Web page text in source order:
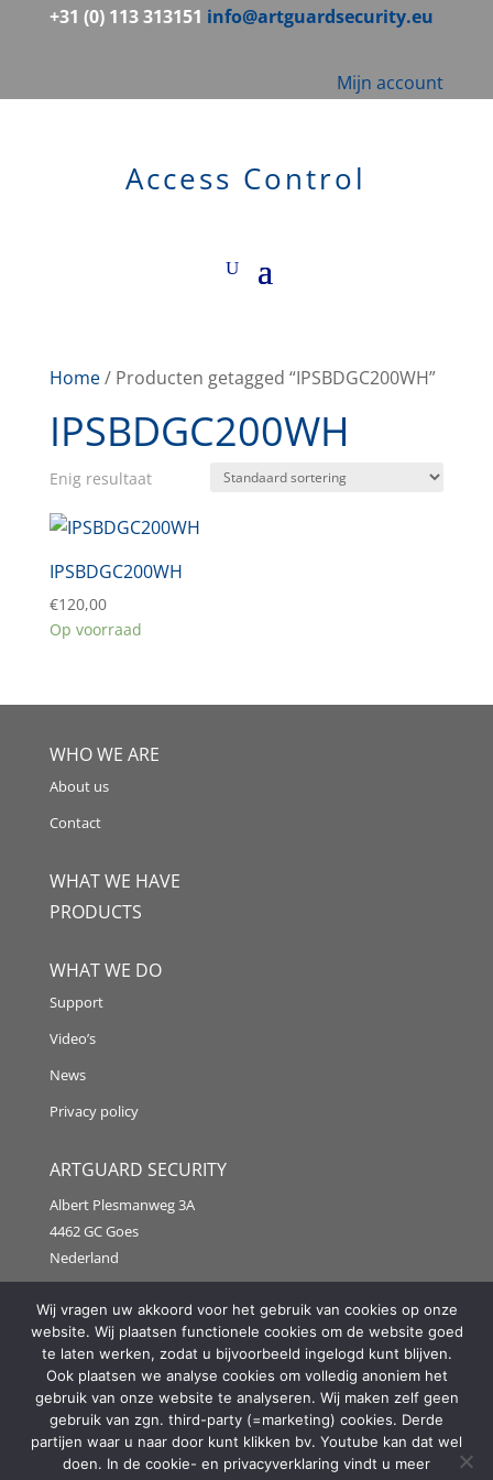
+31 (0) 113 313151 info@artguardsecurity.eu
Mijn account
Access Control
Home/ Producten getagged “IPSBDGC200WH”
IPSBDGC200WH
Enig resultaat
IPSBDGC200WH
€120,00
Op voorraad
WHO WE ARE
About us
Contact
WHAT WE HAVE
PRODUCTS
WHAT WE DO
Support
Video’s
News
Privacy policy
ARTGUARD SECURITY
Albert Plesmanweg 3A
4462 GC Goes
Nederland
Tel: +31 (0) 113 313151
E-mail:info@artguardsecurity.eu
Copyright @2021 Artguard Security | Made in cooperation
with2FIT
Wij vragen uw akkoord voor het gebruik van cookies op onze
website. Wij plaatsen functionele cookies om de website goed
te laten werken, zodat u bijvoorbeeld ingelogd kunt blijven.
Ook plaatsen we analyse cookies om volledig anoniem het
gebruik van onze website te analyseren. Wij maken zelf geen
gebruik van zgn. third-party (=marketing) cookies. Derde
partijen waar u naar door kunt klikken bv. Youtube kan dat wel
doen. In de cookie- en privacyverklaring vindt u meer